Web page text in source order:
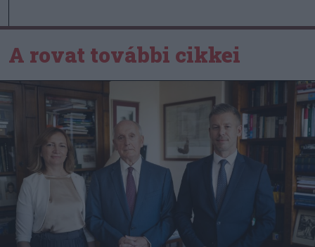
A rovat további cikkei